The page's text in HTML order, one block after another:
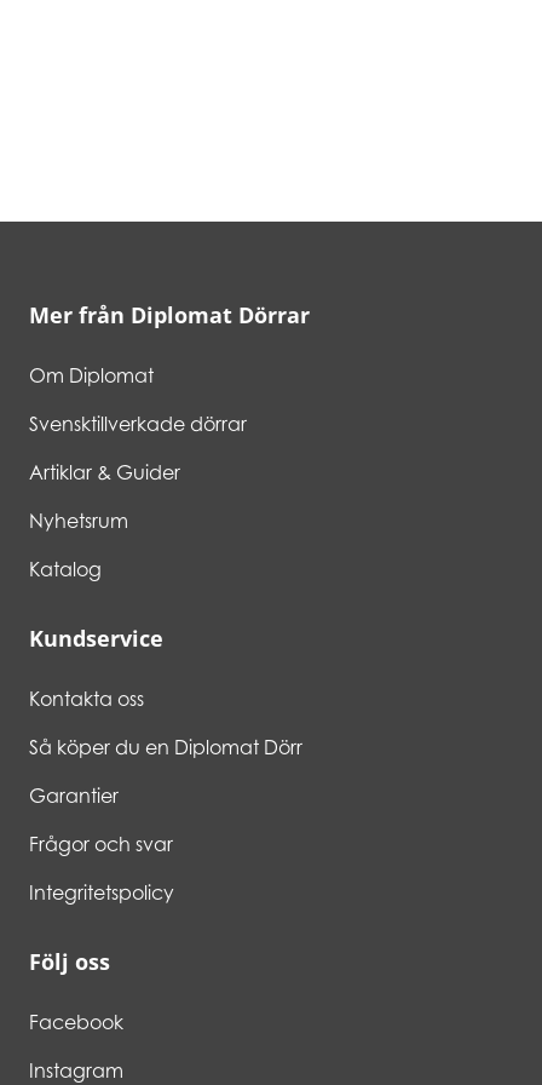
Mer från Diplomat Dörrar
Om Diplomat
Svensktillverkade dörrar
Artiklar & Guider
Nyhetsrum
Katalog
Kundservice
Kontakta oss
Så köper du en Diplomat Dörr
Garantier
Frågor och svar
Integritetspolicy
Följ oss
Facebook
Instagram